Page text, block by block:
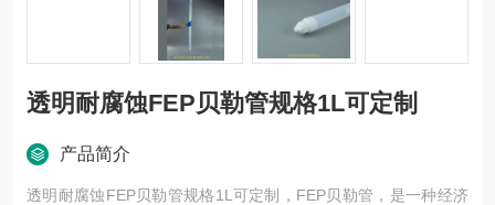
透明耐腐蚀FEP贝勒管规格1L可定制
产品简介
透明耐腐蚀FEP贝勒管规格1L可定制，FEP贝勒管，是一种经济